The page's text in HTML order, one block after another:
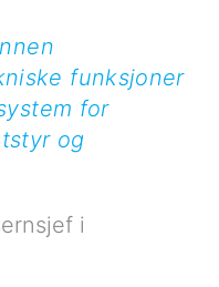
funksjoner
for
og
i